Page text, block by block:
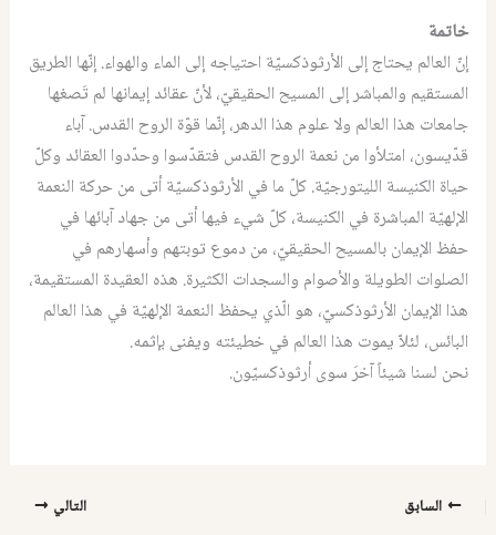
خاتمة
إنّ العالم يحتاج إلى الأرثوذكسيّة احتياجه إلى الماء والهواء. إنّها الطريق
المستقيم والمباشر إلى المسيح الحقيقيّ، لأنّ عقائد إيمانها لم تَصغها
جامعات هذا العالم ولا علوم هذا الدهر، إنّما قوّة الروح القدس. آباء
قدّيسون، امتلأوا من نعمة الروح القدس فتقدّسوا وحدّدوا العقائد وكلّ
حياة الكنيسة الليتورجيّة. كلّ ما في الأرثوذكسيّة أتى من حركة النعمة
الإلهيّة المباشرة في الكنيسة، كلّ شيء فيها أتى من جهاد آبائها في
حفظ الإيمان بالمسيح الحقيقيّ، من دموع توبتهم وأسهارهم في
الصلوات الطويلة والأصوام والسجدات الكثيرة. هذه العقيدة المستقيمة،
هذا الإيمان الأرثوذكسيّ، هو الّذي يحفظ النعمة الإلهيّة في هذا العالم
البائس، لئلاّ يموت هذا العالم في خطيئته ويفنى بإثمه.
نحن لسنا شيئاً آخرَ سوى أرثوذكسيّون.
السابق التالي